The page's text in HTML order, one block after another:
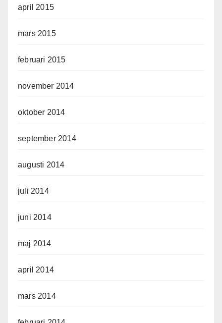
april 2015
mars 2015
februari 2015
november 2014
oktober 2014
september 2014
augusti 2014
juli 2014
juni 2014
maj 2014
april 2014
mars 2014